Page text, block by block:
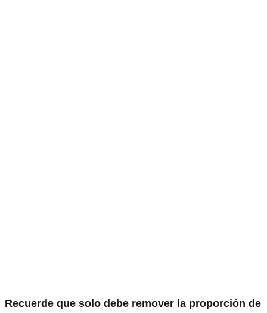
Recuerde que solo debe remover la proporción de